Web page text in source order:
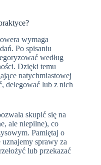
wymaga
Po spisaniu
według
Dzięki temu
natychmiastowej
delegować lub z nich
skupić się na
ale niepilne), co
Pamiętaj o
uznajemy sprawy za
lub przekazać